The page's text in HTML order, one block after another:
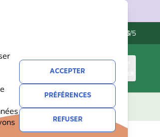
ACCEPTER
PRÉFÉRENCES
REFUSER
4.6/5
CONNEXION
NOUVEAUTÉS OFFRES